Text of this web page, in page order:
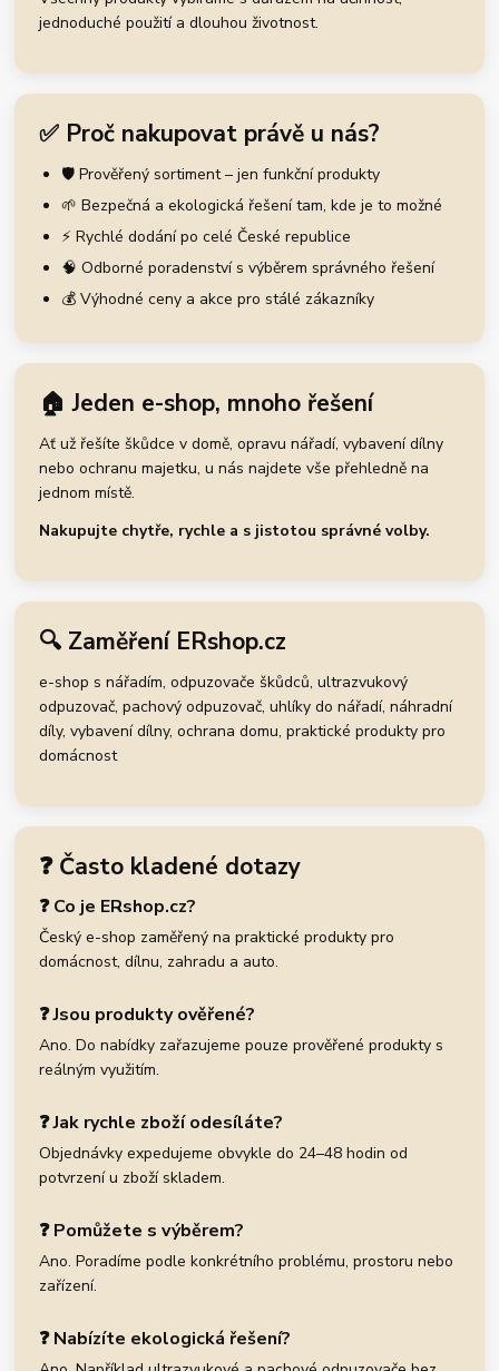
jednoduché použití a dlouhou životnost.
✅ Proč nakupovat právě u nás?
🛡️ Prověřený sortiment – jen funkční produkty
🌱 Bezpečná a ekologická řešení tam, kde je to možné
⚡ Rychlé dodání po celé České republice
🧠 Odborné poradenství s výběrem správného řešení
💰 Výhodné ceny a akce pro stálé zákazníky
🏠 Jeden e-shop, mnoho řešení
Ať už řešíte škůdce v domě, opravu nářadí, vybavení dílny
nebo ochranu majetku, u nás najdete vše přehledně na
jednom místě.
Nakupujte chytře, rychle a s jistotou správné volby.
🔍 Zaměření ERshop.cz
e-shop s nářadím, odpuzovače škůdců, ultrazvukový
odpuzovač, pachový odpuzovač, uhlíky do nářadí, náhradní
díly, vybavení dílny, ochrana domu, praktické produkty pro
domácnost
❓ Často kladené dotazy
❓ Co je ERshop.cz?
Český e-shop zaměřený na praktické produkty pro
domácnost, dílnu, zahradu a auto.
❓ Jsou produkty ověřené?
Ano. Do nabídky zařazujeme pouze prověřené produkty s
reálným využitím.
❓ Jak rychle zboží odesíláte?
Objednávky expedujeme obvykle do 24–48 hodin od
potvrzení u zboží skladem.
❓ Pomůžete s výběrem?
Ano. Poradíme podle konkrétního problému, prostoru nebo
zařízení.
❓ Nabízíte ekologická řešení?